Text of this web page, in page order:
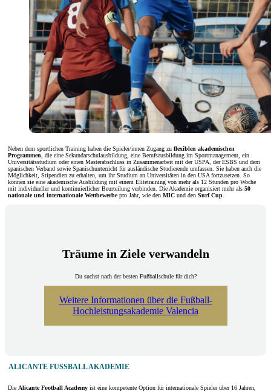
Neben dem sportlichen Training haben die Spieler/innen Zugang zu flexiblen akademischen
Programmen, die eine Sekundarschulausbildung, eine Berufsausbildung im Sportmanagement, ein
Universitätsstudium oder einen Masterabschluss in Zusammenarbeit mit der USPA, der ESBS und dem
spanischen Verband sowie Spanischunterricht für ausländische Studierende umfassen. Sie haben auch die
Möglichkeit, Stipendien zu erhalten, um ihr Studium an Universitäten in den USA fortzusetzen. So
können sie eine akademische Ausbildung mit einem Elitetraining von mehr als 12 Stunden pro Woche
mit individueller und kontinuierlicher Beurteilung verbinden. Die Akademie organisiert mehr als 50
nationale und internationale Wettbewerbepro Jahr, wie den MIC und den Surf Cup.
Träume in Ziele verwandeln
Du suchst nach der besten Fußballschule für dich?
Weitere Informationen über die Fußball-
Hochleistungsakademie Valencia
ALICANTE FUSSBALL AKADEMIE
Die Alicante Football Academy ist eine kompetente Option für internationale Spieler über 16 Jahren,